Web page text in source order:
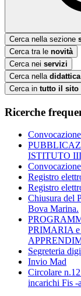
Cerca nella sezione
Cerca tra le novità
Cerca nei servizi
Cerca nella didattica
Cerca in tutto il sito
Ricerche
ISTITUTO
Registro
Registro
Chiusura del
Bova Marina.
PRIMARIA
Segreteria
Invio Mad
Circolare
incarichi Fis -